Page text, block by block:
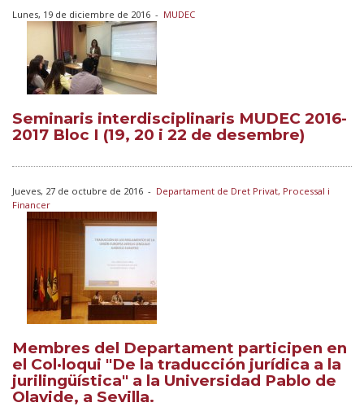
Lunes, 19 de diciembre de 2016 - MUDEC
Seminaris interdisciplinaris MUDEC 2016-
2017 Bloc I (19, 20 i 22 de desembre)
Jueves, 27 de octubre de 2016 - Departament de Dret Privat, Processal i
Financer
Membres del Departament participen en
el Col·loqui "De la traducción jurídica a la
jurilingüística" a la Universidad Pablo de
Olavide, a Sevilla.